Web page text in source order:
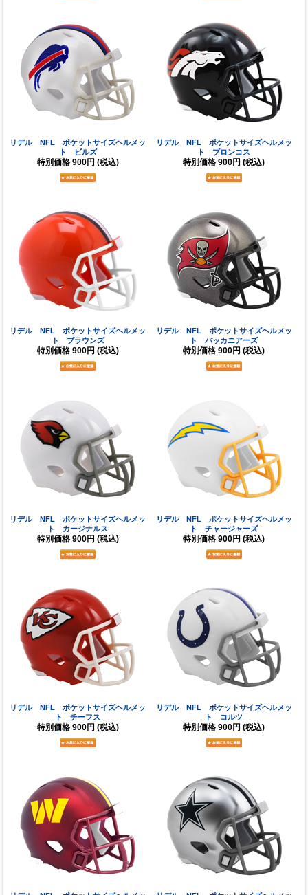
リデル NFL ポケットサイズヘルメッ
ト ビルズ
特別価格 900円 (税込)
リデル NFL ポケットサイズヘルメッ
ト ブロンコス
特別価格 900円 (税込)
リデル NFL ポケットサイズヘルメッ
ト ブラウンズ
特別価格 900円 (税込)
リデル NFL ポケットサイズヘルメッ
ト バッカニアーズ
特別価格 900円 (税込)
リデル NFL ポケットサイズヘルメッ
ト カージナルス
特別価格 900円 (税込)
リデル NFL ポケットサイズヘルメッ
ト チャージャーズ
特別価格 900円 (税込)
リデル NFL ポケットサイズヘルメッ
ト チーフス
特別価格 900円 (税込)
リデル NFL ポケットサイズヘルメッ
ト コルツ
特別価格 900円 (税込)